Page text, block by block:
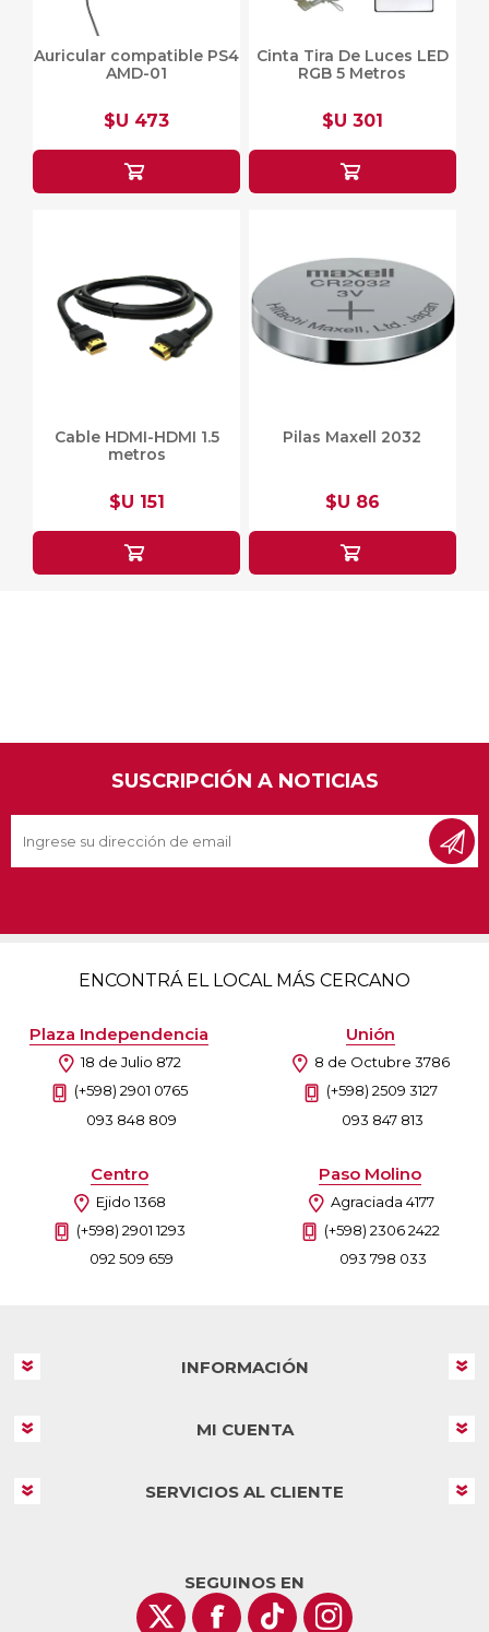
Auricular compatible PS4
AMD-01
$U 473
Cinta Tira De Luces LED
RGB 5 Metros
$U 301
Cable HDMI-HDMI 1.5
metros
$U 151
Pilas Maxell 2032
$U 86
SUSCRIPCIÓN A NOTICIAS
ENCONTRÁ EL LOCAL MÁS CERCANO
Plaza Independencia
18 de Julio 872
(+598) 2901 0765
093 848 809
Unión
8 de Octubre 3786
(+598) 2509 3127
093 847 813
Centro
Ejido 1368
(+598) 2901 1293
092 509 659
Paso Molino
Agraciada 4177
(+598) 2306 2422
093 798 033
INFORMACIÓN
MI CUENTA
SERVICIOS AL CLIENTE
SEGUINOS EN